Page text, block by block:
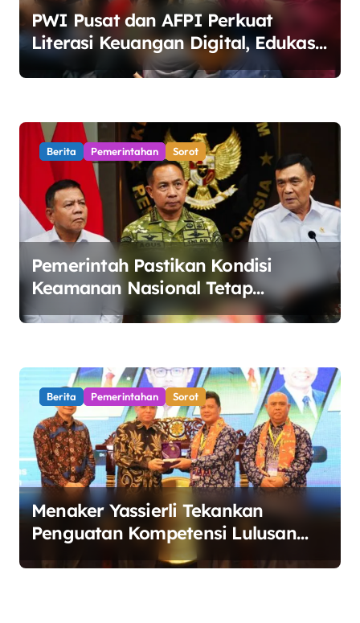
PWI Pusat dan AFPI Perkuat
Literasi Keuangan Digital, Edukasi
Masyarakat Waspadai Pinjaman
Berita Pemerintahan Sorot
Pemerintah Pastikan Kondisi
Keamanan Nasional Tetap
Kondusif Jelang HUT ke-81 RI,
Berita Pemerintahan Sorot
Menaker Yassierli Tekankan
Penguatan Kompetensi Lulusan
Perguruan Tinggi untuk Hadapi